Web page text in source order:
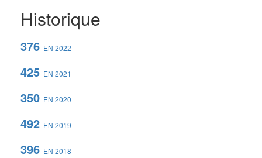
Historique
376 EN 2022
425 EN 2021
350 EN 2020
492 EN 2019
396 EN 2018